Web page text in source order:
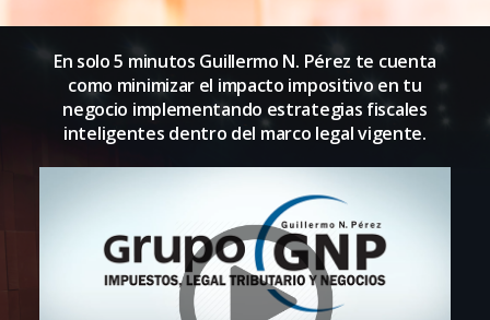
En solo 5 minutos Guillermo N. Pérez te cuenta
como minimizar el impacto impositivo en tu
negocio implementando estrategias fiscales
inteligentes dentro del marco legal vigente.